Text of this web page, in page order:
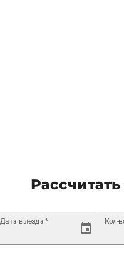
Дата выезда * Кол-